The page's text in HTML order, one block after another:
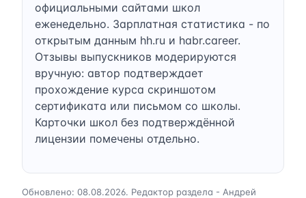
официальными сайтами школ
еженедельно. Зарплатная статистика - по
открытым данным hh.ru и habr.career.
Отзывы выпускников модерируются
вручную: автор подтверждает
прохождение курса скриншотом
сертификата или письмом со школы.
Карточки школ без подтверждённой
лицензии помечены отдельно.
Обновлено: 08.08.2026. Редактор раздела - Андрей